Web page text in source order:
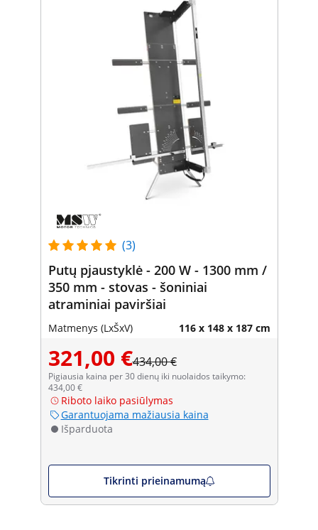
(3)
Putų pjaustyklė - 200 W - 1300 mm /
350 mm - stovas - šoniniai
atraminiai paviršiai
Matmenys (LxŠxV) 116 x 148 x 187 cm
321,00 €434,00 €
Pigiausia kaina per 30 dienų iki nuolaidos taikymo:
434,00 €
Riboto laiko pasiūlymas
Garantuojama mažiausia kaina
Išparduota
Tikrinti prieinamumą